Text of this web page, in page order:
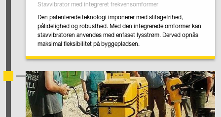
Stavvibrator med integreret frekvensomformer
Den patenterede teknologi imponerer med slitagefrihed,
pålidelighed og robusthed. Med den integrerede omformer kan
stavvibratoren anvendes med enfaset lysstrøm. Derved opnås
maksimal fleksibilitet på byggepladsen.